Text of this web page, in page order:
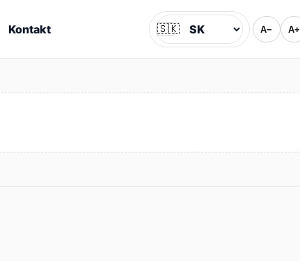
Kontakt Jazyk
🇸🇰 A− A+